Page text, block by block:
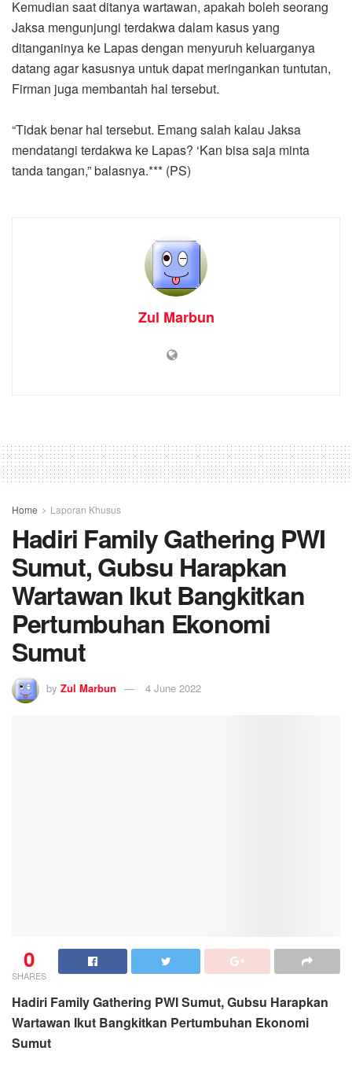
Kemudian saat ditanya wartawan, apakah boleh seorang
Jaksa mengunjungi terdakwa dalam kasus yang
ditanganinya ke Lapas dengan menyuruh keluarganya
datang agar kasusnya untuk dapat meringankan tuntutan,
Firman juga membantah hal tersebut.
“Tidak benar hal tersebut. Emang salah kalau Jaksa
mendatangi terdakwa ke Lapas? ‘Kan bisa saja minta
tanda tangan,” balasnya.*** (PS)
Zul Marbun
Home Laporan Khusus
Hadiri Family Gathering PWI
Sumut, Gubsu Harapkan
Wartawan Ikut Bangkitkan
Pertumbuhan Ekonomi
Sumut
by Zul Marbun 4 June 2022
0
SHARES
Hadiri Family Gathering PWI Sumut, Gubsu Harapkan
Wartawan Ikut Bangkitkan Pertumbuhan Ekonomi
Sumut